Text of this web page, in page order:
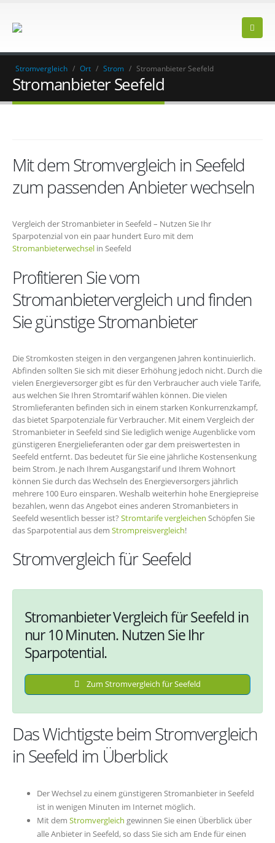
Stromvergleich / Ort / Strom / Stromanbieter Seefeld
Stromanbieter Seefeld
Mit dem Stromvergleich in Seefeld
zum passenden Anbieter wechseln
Vergleich der Stromanbieter in Seefeld – Nutzen Sie Ihr
Sparpotenzial von ein paar hundert Euro mit dem
Stromanbieterwechsel in Seefeld
Profitieren Sie vom
Stromanbietervergleich und finden
Sie günstige Stromanbieter
Die Stromkosten steigen in den vergangenen Jahren kontinuierlich.
Abfinden sollten Sie sich mit dieser Erhöhung jedoch nicht. Durch die
vielen Energieversorger gibt es für den Verbraucher auch viele Tarife,
aus welchen Sie Ihren Stromtarif wählen können. Die vielen
Stromlieferanten befinden sich in einem starken Konkurrenzkampf,
das bietet Sparpotenziale für Verbraucher. Mit einem Vergleich der
Stromanbieter in Seefeld sind Sie lediglich wenige Augenblicke vom
günstigeren Energielieferanten oder gar dem preiswertesten in
Seefeld entfernt. Das bedeutet für Sie eine jährliche Kostensenkung
beim Strom. Je nach Ihrem Ausgangstarif und Ihrem Wohnort
können Sie durch das Wechseln des Energieversorgers jährlich
mehrere 100 Euro einsparen. Weshalb weiterhin hohe Energiepreise
bezahlen, wenn das Angebot eines anderen Stromanbieters in
Seefeld wesentlich besser ist? Stromtarife vergleichen Schöpfen Sie
das Sparpotential aus dem Strompreisvergleich!
Stromvergleich für Seefeld
Stromanbieter Vergleich für Seefeld in
nur 10 Minuten. Nutzen Sie Ihr
Sparpotential.
Zum Stromvergleich für Seefeld
Das Wichtigste beim Stromvergleich
in Seefeld im Überblick
Der Wechsel zu einem günstigeren Stromanbieter in Seefeld
ist in wenigen Minuten im Internet möglich.
Mit dem Stromvergleich gewinnen Sie einen Überblick über
alle Anbieter in Seefeld, so dass Sie sich am Ende für einen